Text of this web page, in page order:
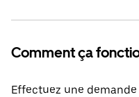
Comment ça
Effectuez une